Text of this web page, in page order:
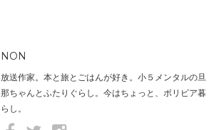
NON
放送作家。本と旅とごはんが好き。小５メンタルの旦
那ちゃんとふたりぐらし。今はちょっと、ボリビア暮
らし。